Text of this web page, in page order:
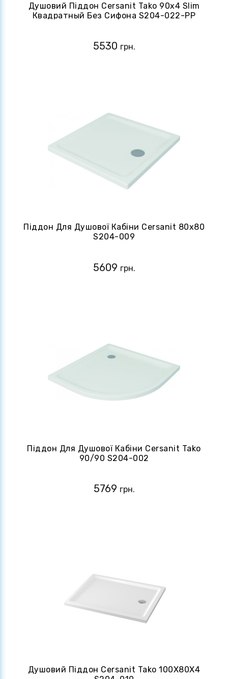
Душовий Піддон Cersanit Tako 90х4 Slim
Квадратный Без Сифона S204-022-PP
5530 грн.
Піддон Для Душової Кабіни Cersanit 80x80
S204-009
5609 грн.
Піддон Для Душової Кабіни Cersanit Tako
90/90 S204-002
5769 грн.
Душовий Піддон Cersanit Tako 100Х80Х4